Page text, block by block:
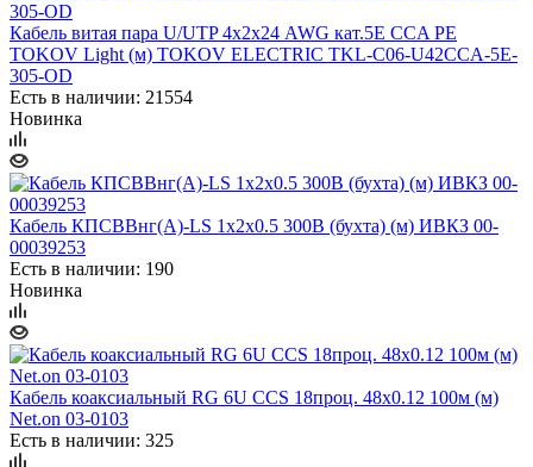
Кабель витая пара U/UTP 4х2х24 AWG кат.5E ССA PE
TOKOV Light (м) TOKOV ELECTRIC TKL-C06-U42CCA-5E-
305-OD
Есть в наличии: 21554
Новинка
Кабель КПСВВнг(А)-LS 1х2х0.5 300В (бухта) (м) ИВКЗ 00-
00039253
Есть в наличии: 190
Новинка
Кабель коаксиальный RG 6U CCS 18проц. 48х0.12 100м (м)
Net.on 03-0103
Есть в наличии: 325